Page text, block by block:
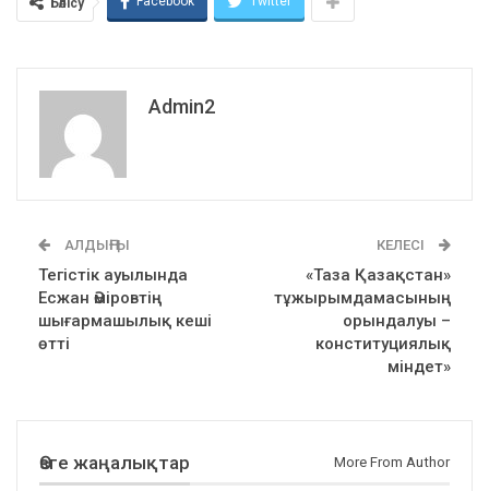
Admin2
АЛДЫҢҒЫ
Тегістік ауылында
Есжан Әміровтің
шығармашылық кеші
өтті
КЕЛЕСІ
«Таза Қазақстан»
тұжырымдамасының
орындалуы –
конституциялық
міндет»
Өзге жаңалықтар More From Author